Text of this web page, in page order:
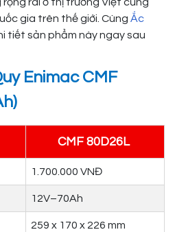
rãi ở thị trường Việt cũng
gia trên thế giới. Cùng Ắc
tiết sản phẩm này ngay sau
Enimac CMF
CMF 80D26L
1.700.000 VNĐ
12V–70Ah
259 x 170 x 226 mm